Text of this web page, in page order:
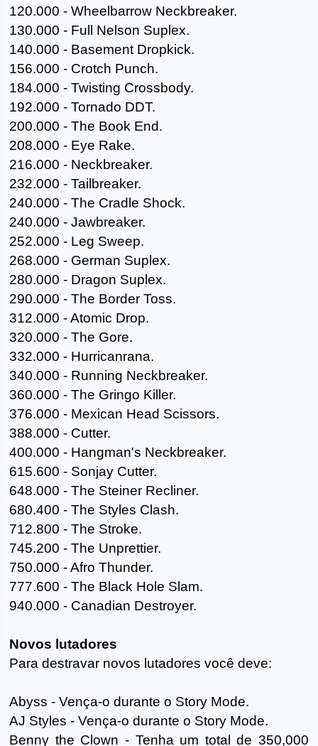
120.000 - Wheelbarrow Neckbreaker.
130.000 - Full Nelson Suplex.
140.000 - Basement Dropkick.
156.000 - Crotch Punch.
184.000 - Twisting Crossbody.
192.000 - Tornado DDT.
200.000 - The Book End.
208.000 - Eye Rake.
216.000 - Neckbreaker.
232.000 - Tailbreaker.
240.000 - The Cradle Shock.
240.000 - Jawbreaker.
252.000 - Leg Sweep.
268.000 - German Suplex.
280.000 - Dragon Suplex.
290.000 - The Border Toss.
312.000 - Atomic Drop.
320.000 - The Gore.
332.000 - Hurricanrana.
340.000 - Running Neckbreaker.
360.000 - The Gringo Killer.
376.000 - Mexican Head Scissors.
388.000 - Cutter.
400.000 - Hangman's Neckbreaker.
615.600 - Sonjay Cutter.
648.000 - The Steiner Recliner.
680.400 - The Styles Clash.
712.800 - The Stroke.
745.200 - The Unprettier.
750.000 - Afro Thunder.
777.600 - The Black Hole Slam.
940.000 - Canadian Destroyer.
Novos lutadores
Para destravar novos lutadores você deve:
Abyss - Vença-o durante o Story Mode.
AJ Styles - Vença-o durante o Story Mode.
Benny the Clown - Tenha um total de 350,000